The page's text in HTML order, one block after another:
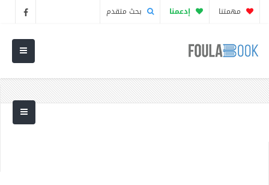
مهمتنا إدعمنا بحث متقدم